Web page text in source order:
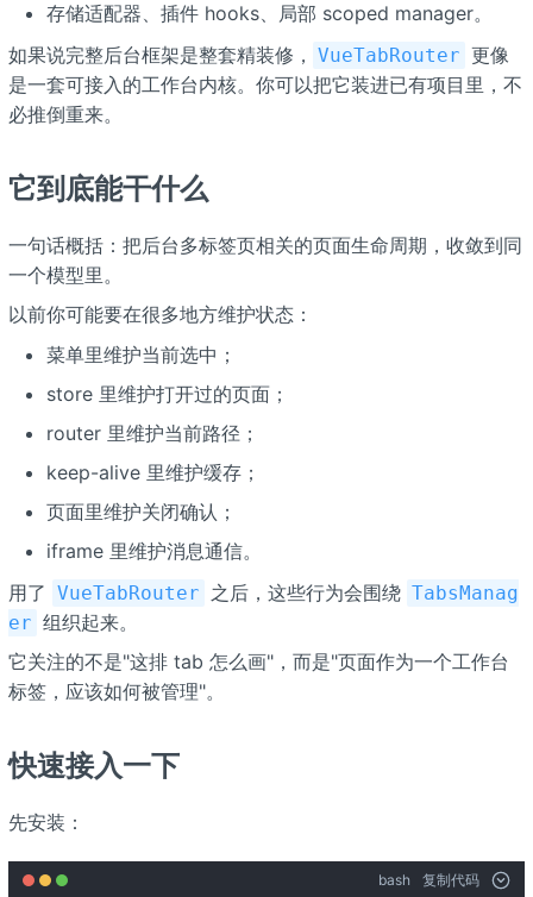
存储适配器、插件 hooks、局部 scoped manager。
如果说完整后台框架是整套精装修， VueTabRouter 更像
是一套可接入的工作台内核。你可以把它装进已有项目里，不
必推倒重来。
它到底能干什么
一句话概括：把后台多标签页相关的页面生命周期，收敛到同
一个模型里。
以前你可能要在很多地方维护状态：
菜单里维护当前选中；
store 里维护打开过的页面；
router 里维护当前路径；
keep-alive 里维护缓存；
页面里维护关闭确认；
iframe 里维护消息通信。
用了 VueTabRouter 之后，这些行为会围绕 TabsManag
er 组织起来。
它关注的不是"这排 tab 怎么画"，而是"页面作为一个工作台
标签，应该如何被管理"。
快速接入一下
先安装：
bash 复制代码